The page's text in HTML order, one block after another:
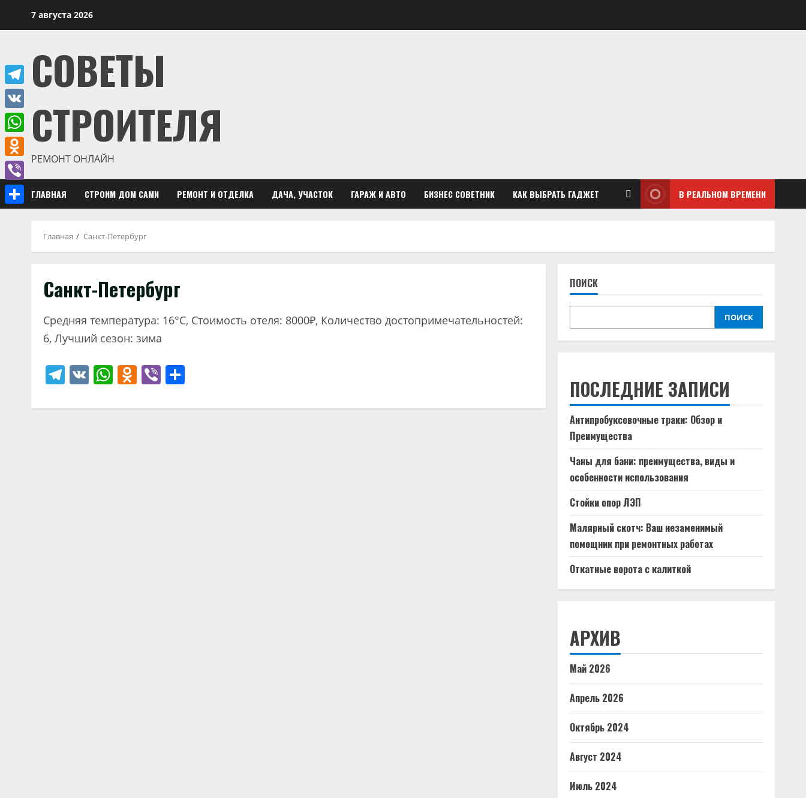
7 августа 2026
СОВЕТЫ
СТРОИТЕЛЯ
РЕМОНТ ОНЛАЙН
ГЛАВНАЯ СТРОИМ ДОМ САМИ РЕМОНТ И ОТДЕЛКА ДАЧА, УЧАСТОК ГАРАЖ И АВТО БИЗНЕС СОВЕТНИК КАК ВЫБРАТЬ ГАДЖЕТ В РЕАЛЬНОМ ВРЕМЕНИ
Главная Санкт-Петербург
Санкт-Петербург
Средняя температура: 16°C, Стоимость отеля: 8000₽, Количество достопримечательностей:
6, Лучший сезон: зима
Telegram
VK WhatsApp
Odnoklassniki
Viber
ПОИСК
ПОИСК
ПОСЛЕДНИЕ ЗАПИСИ
Антипробуксовочные траки: Обзор и
Преимущества
Чаны для бани: преимущества, виды и
особенности использования
Стойки опор ЛЭП
Малярный скотч: Ваш незаменимый
помощник при ремонтных работах
Откатные ворота с калиткой
АРХИВ
Май 2026
Апрель 2026
Октябрь 2024
Август 2024
Июль 2024
Telegram
VK
WhatsApp
Odnoklassniki
Viber